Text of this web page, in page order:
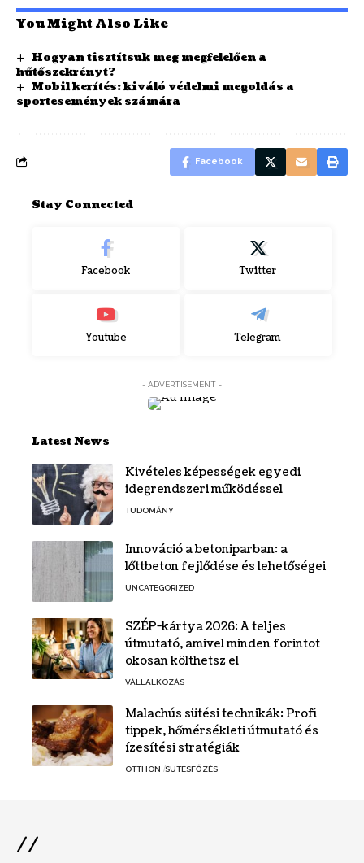
You Might Also Like
Hogyan tisztítsuk meg megfelelően a
hűtőszekrényt?
Mobil kerítés: kiváló védelmi megoldás a
sportesemények számára
Facebook
Stay Connected
Facebook Twitter
Youtube Telegram
- ADVERTISEMENT -
Latest News
Kivételes képességek egyedi
idegrendszeri működéssel
TUDOMÁNY
Innováció a betoniparban: a
lőttbeton fejlődése és lehetőségei
UNCATEGORIZED
SZÉP-kártya 2026: A teljes
útmutató, amivel minden forintot
okosan költhetsz el
VÁLLALKOZÁS
Malachús sütési technikák: Profi
tippek, hőmérsékleti útmutató és
ízesítési stratégiák
OTTHON SÜTÉSFŐZÉS
//